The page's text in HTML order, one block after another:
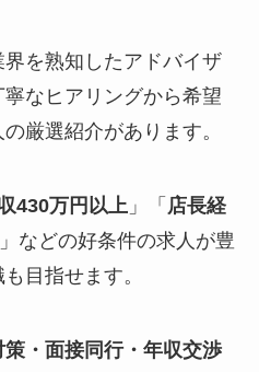
を熟知したアドバイザ
なヒアリングから希望
厳選紹介があります。
430万円以上」「 店長経
などの好条件の求人が豊
目指せます。
・面接同行・年収交渉